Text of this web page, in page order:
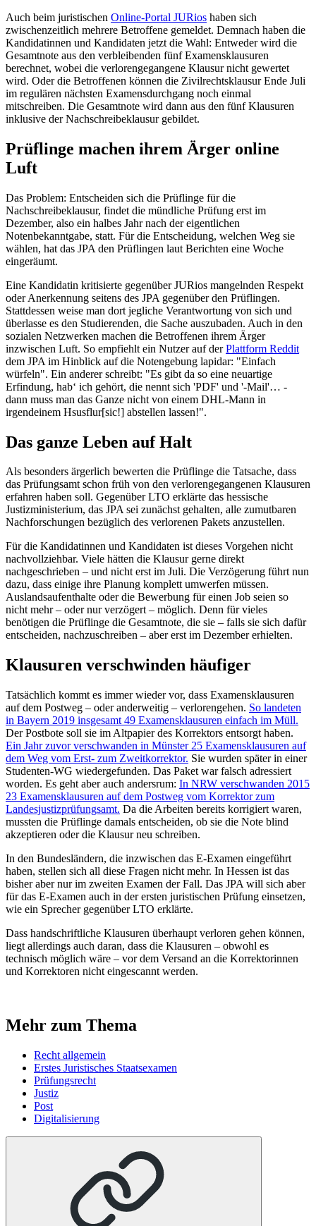
Auch beim juristischen Online-Portal JURios haben sich
zwischenzeitlich mehrere Betroffene gemeldet. Demnach haben die
Kandidatinnen und Kandidaten jetzt die Wahl: Entweder wird die
Gesamtnote aus den verbleibenden fünf Examensklausuren
berechnet, wobei die verlorengegangene Klausur nicht gewertet
wird. Oder die Betroffenen können die Zivilrechtsklausur Ende Juli
im regulären nächsten Examensdurchgang noch einmal
mitschreiben. Die Gesamtnote wird dann aus den fünf Klausuren
inklusive der Nachschreibeklausur gebildet.
Prüflinge machen ihrem Ärger online
Luft
Das Problem: Entscheiden sich die Prüflinge für die
Nachschreibeklausur, findet die mündliche Prüfung erst im
Dezember, also ein halbes Jahr nach der eigentlichen
Notenbekanntgabe, statt. Für die Entscheidung, welchen Weg sie
wählen, hat das JPA den Prüflingen laut Berichten eine Woche
eingeräumt.
Eine Kandidatin kritisierte gegenüber JURios mangelnden Respekt
oder Anerkennung seitens des JPA gegenüber den Prüflingen.
Stattdessen weise man dort jegliche Verantwortung von sich und
überlasse es den Studierenden, die Sache auszubaden. Auch in den
sozialen Netzwerken machen die Betroffenen ihrem Ärger
inzwischen Luft. So empfiehlt ein Nutzer auf derPlattform Reddit
dem JPA im Hinblick auf die Notengebung lapidar: "Einfach
würfeln". Ein anderer schreibt: "Es gibt da so eine neuartige
Erfindung, hab‘ ich gehört, die nennt sich 'PDF' und '-Mail'… -
dann muss man das Ganze nicht von einem DHL-Mann in
irgendeinem Hsusflur[sic!] abstellen lassen!".
Das ganze Leben auf Halt
Als besonders ärgerlich bewerten die Prüflinge die Tatsache, dass
das Prüfungsamt schon früh von den verlorengegangenen Klausuren
erfahren haben soll. Gegenüber LTO erklärte das hessische
Justizministerium, das JPA sei zunächst gehalten, alle zumutbaren
Nachforschungen bezüglich des verlorenen Pakets anzustellen.
Für die Kandidatinnen und Kandidaten ist dieses Vorgehen nicht
nachvollziehbar. Viele hätten die Klausur gerne direkt
nachgeschrieben – und nicht erst im Juli. Die Verzögerung führt nun
dazu, dass einige ihre Planung komplett umwerfen müssen.
Auslandsaufenthalte oder die Bewerbung für einen Job seien so
nicht mehr – oder nur verzögert – möglich. Denn für vieles
benötigen die Prüflinge die Gesamtnote, die sie – falls sie sich dafür
entscheiden, nachzuschreiben – aber erst im Dezember erhielten.
Klausuren verschwinden häufiger
Tatsächlich kommt es immer wieder vor, dass Examensklausuren
auf dem Postweg – oder anderweitig – verlorengehen. So landeten
in Bayern 2019 insgesamt 49 Examensklausuren einfach im Müll.
Der Postbote soll sie im Altpapier des Korrektors entsorgt haben.
Ein Jahr zuvor verschwanden in Münster 25 Examensklausuren auf
dem Weg vom Erst- zum Zweitkorrektor. Sie wurden später in einer
Studenten-WG wiedergefunden. Das Paket war falsch adressiert
worden. Es geht aber auch andersrum: In NRW verschwanden 2015
23 Examensklausuren auf dem Postweg vom Korrektor zum
Landesjustizprüfungsamt. Da die Arbeiten bereits korrigiert waren,
mussten die Prüflinge damals entscheiden, ob sie die Note blind
akzeptieren oder die Klausur neu schreiben.
In den Bundesländern, die inzwischen das E-Examen eingeführt
haben, stellen sich all diese Fragen nicht mehr. In Hessen ist das
bisher aber nur im zweiten Examen der Fall. Das JPA will sich aber
für das E-Examen auch in der ersten juristischen Prüfung einsetzen,
wie ein Sprecher gegenüber LTO erklärte.
Dass handschriftliche Klausuren überhaupt verloren gehen können,
liegt allerdings auch daran, dass die Klausuren – obwohl es
technisch möglich wäre – vor dem Versand an die Korrektorinnen
und Korrektoren nicht eingescannt werden.
Mehr zum Thema
Recht allgemein
Erstes Juristisches Staatsexamen
Prüfungsrecht
Justiz
Post
Digitalisierung